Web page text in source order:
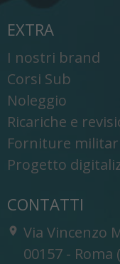
EXTRA
I nostri brand
Corsi Sub
Noleggio
Ricariche e
Forniture
Progetto
CONTATTI
Via Vincenzo
-
00157 - Roma